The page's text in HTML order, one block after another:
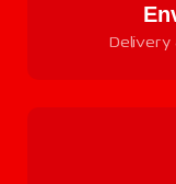
Delivery